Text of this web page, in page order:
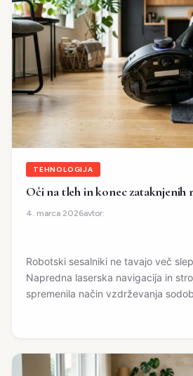
TEHNOLOGIJA
Oči na tleh in konec zataknjenih
4. marca 2026avtor:
Robotski sesalniki ne tavajo več
Napredna laserska navigacija in
spremenila način vzdrževanja